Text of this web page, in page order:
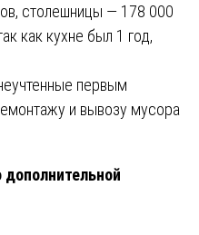
столешницы — 178 000
как кухне был 1 год,
первым
и вывозу мусора